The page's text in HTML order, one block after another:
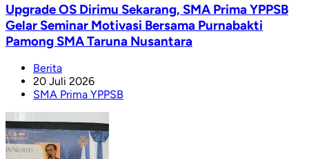
Upgrade OS Dirimu Sekarang, SMA Prima YPPSB
Gelar Seminar Motivasi Bersama Purnabakti
Pamong SMA Taruna Nusantara
Berita
20 Juli 2026
SMA Prima YPPSB